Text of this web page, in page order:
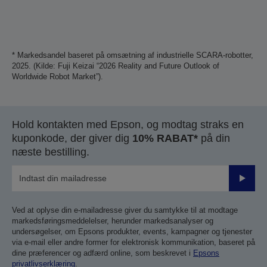
* Markedsandel baseret på omsætning af industrielle SCARA-robotter,
2025. (Kilde: Fuji Keizai “2026 Reality and Future Outlook of
Worldwide Robot Market”).
Hold kontakten med Epson, og modtag straks en
kuponkode, der giver dig 10% RABAT* på din
næste bestilling.
Send
Ved at oplyse din e-mailadresse giver du samtykke til at modtage
markedsføringsmeddelelser, herunder markedsanalyser og
undersøgelser, om Epsons produkter, events, kampagner og tjenester
via e-mail eller andre former for elektronisk kommunikation, baseret på
dine præferencer og adfærd online, som beskrevet i Epsons
privatlivserklæring.